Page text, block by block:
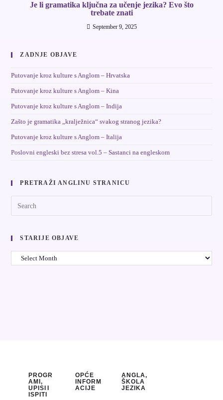
Je li gramatika ključna za učenje jezika? Evo što
trebate znati
September 9, 2025
ZADNJE OBJAVE
Putovanje kroz kulture s Anglom – Hrvatska
Putovanje kroz kulture s Anglom – Kina
Putovanje kroz kulture s Anglom – Indija
Zašto je gramatika „kralježnica“ svakog stranog jezika?
Putovanje kroz kulture s Anglom – Italija
Poslovni engleski bez stresa vol.5 – Sastanci na engleskom
PRETRAŽI ANGLINU STRANICU
STARIJE OBJAVE
PROGR
AMI,
UPISI I
ISPITI
OPĆE
INFORM
ACIJE
ANGLA,
ŠKOLA
JEZIKA